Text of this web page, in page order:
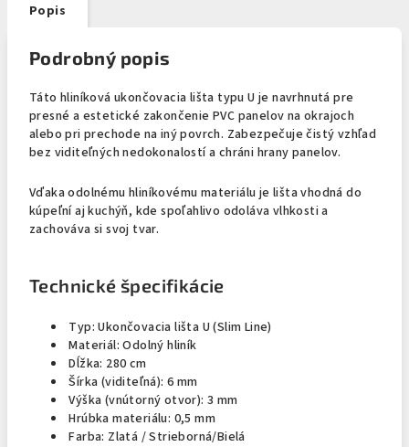
Popis
Podrobný popis
Táto hliníková ukončovacia lišta typu U je navrhnutá pre
presné a estetické zakončenie PVC panelov na okrajoch
alebo pri prechode na iný povrch. Zabezpečuje čistý vzhľad
bez viditeľných nedokonalostí a chráni hrany panelov.
Vďaka odolnému hliníkovému materiálu je lišta vhodná do
kúpeľní aj kuchýň, kde spoľahlivo odoláva vlhkosti a
zachováva si svoj tvar.
Technické špecifikácie
Typ: Ukončovacia lišta U (Slim Line)
Materiál: Odolný hliník
Dĺžka: 280 cm
Šírka (viditeľná): 6 mm
Výška (vnútorný otvor): 3 mm
Hrúbka materiálu: 0,5 mm
Farba: Zlatá / Strieborná/Bielá